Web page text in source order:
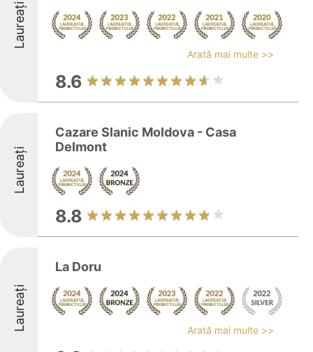
Laureați
Arată mai multe >>
8.6
Laureați
Cazare Slanic Moldova - Casa
Delmont
8.8
Laureați
La Doru
Arată mai multe >>